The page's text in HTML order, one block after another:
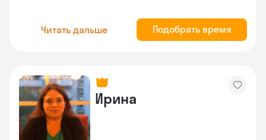
Читать дальше Подобрать время
Ирина